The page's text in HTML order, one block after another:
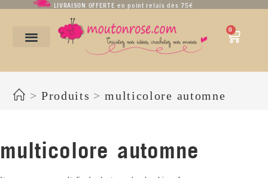
LIVRAISON OFFERTE en point relais dès 75€
0
> Produits > multicolore automne
multicolore automne